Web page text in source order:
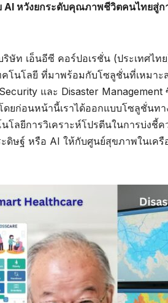
หวังยกระดับคุณภาพชีวิตคนไทยสู่ก
ท เอ็นอีซี คอร์ปอเรชั่น (ประเทศไทย
โนโลยี ที่มาพร้อมกับโซลูชั่นที่เหมาะ
และ Disaster
ยก่อนหน้านี้เราได้ออกแบบโซลูชั่นท
โลยีการวิเคราะห์โปรตีนในการบ่งชี้
ษฐ์ หรือ AI ให้กับศูนย์สุขภาพในเครื